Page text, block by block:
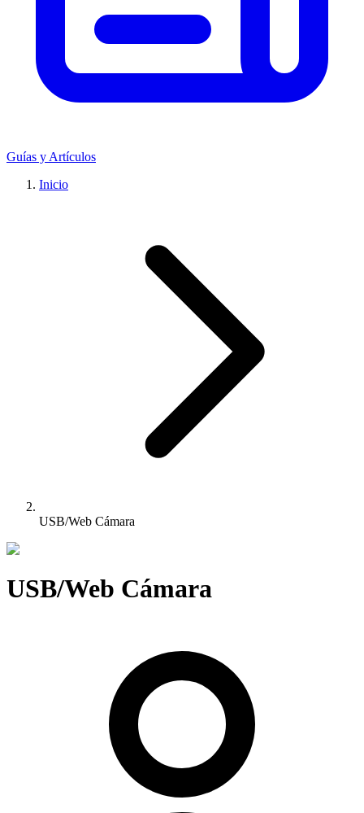
Guías y Artículos
Inicio
USB/Web Cámara
USB/Web Cámara